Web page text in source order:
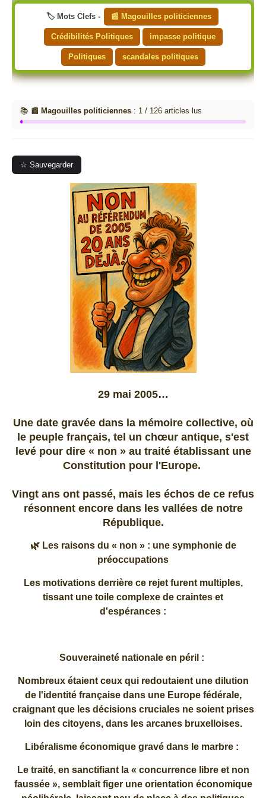
🏷️ Mots Clefs - 📰 Magouilles politiciennes
Crédibilités Politiques impasse politique
Politiques scandales politiques
📚 📰 Magouilles politiciennes : 1 / 126 articles lus
☆ Sauvegarder
29 mai 2005…
Une date gravée dans la mémoire collective, où
le peuple français, tel un chœur antique, s'est
levé pour dire « non » au traité établissant une
Constitution pour l'Europe.
Vingt ans ont passé, mais les échos de ce refus
résonnent encore dans les vallées de notre
République.
🌿 Les raisons du « non » : une symphonie de
préoccupations
Les motivations derrière ce rejet furent multiples,
tissant une toile complexe de craintes et
d'espérances :
Souveraineté nationale en péril :
Nombreux étaient ceux qui redoutaient une dilution
de l'identité française dans une Europe fédérale,
craignant que les décisions cruciales ne soient prises
loin des citoyens, dans les arcanes bruxelloises.
Libéralisme économique gravé dans le marbre :
Le traité, en sanctifiant la « concurrence libre et non
faussée », semblait figer une orientation économique